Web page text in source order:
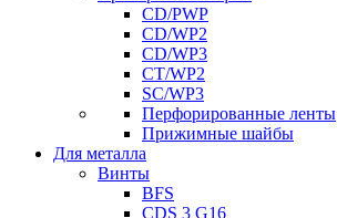
CD/PWP
CD/WP2
CD/WP3
CT/WP2
SC/WP3
Перфорированные ленты
Прижимные шайбы
Для металла
Винты
BFS
CDS 3 G16